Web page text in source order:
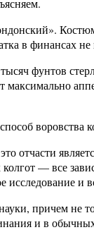
в финансах
фунтов
отчасти
— все
причем не
и в